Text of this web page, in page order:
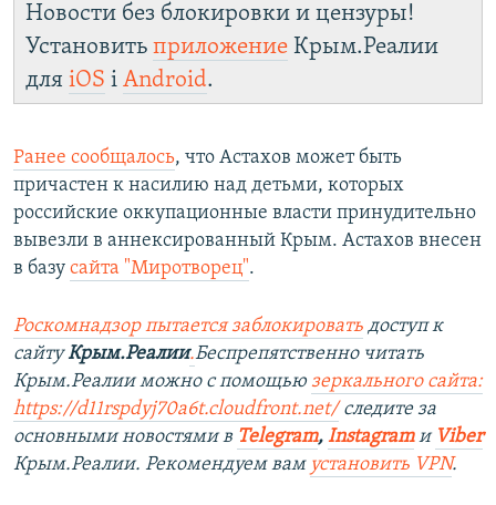
Новости без блокировки и цензуры!
Установить приложение Крым.Реалии
для iOS і Android.
Ранее сообщалось, что Астахов может быть
причастен к насилию над детьми, которых
российские оккупационные власти принудительно
вывезли в аннексированный Крым. Астахов внесен
в базу сайта "Миротворец".
Роскомнадзор пытается заблокировать доступ к
сайтуКрым.Реалии.Беспрепятственно читать
Крым.Реалии можно с помощью зеркального сайта:
https://d11rspdyj70a6t.cloudfront.net/следите за
основными новостями в Telegram, Instagramи Viber
Крым.Реалии. Рекомендуем вам установить VPN.